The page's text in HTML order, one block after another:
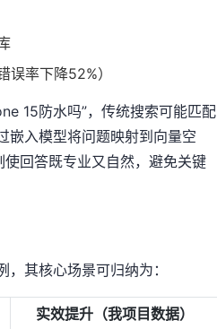
误率下降52%）
15防水吗”，传统搜索可能匹配
嵌入模型将问题映射到向量空
回答既专业又自然，避免关键
其核心场景可归纳为：
实效提升（我项目数据）